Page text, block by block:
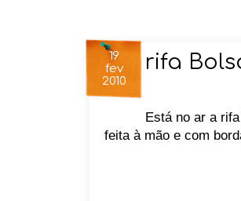
19
fev
2010
rifa
Está no ar a
feita à mão e com